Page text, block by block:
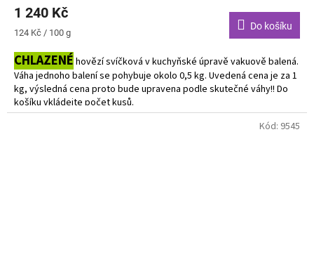
1 240 Kč
Měrná
124 Kč / 100 g
Do košíku
CHLAZENÉ hovězí svíčková v kuchyňské úpravě vakuově balená.
Váha jednoho balení se pohybuje okolo 0,5 kg. Uvedená cena je za 1
kg, výsledná cena proto bude upravena podle skutečné váhy!! Do
košíku vkládejte počet kusů.
Kód: 9545